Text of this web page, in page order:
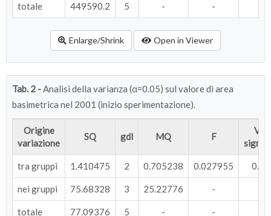
totale 449590.2 5 - -
Enlarge/Shrink Open in Viewer
Tab. 2 -Analisi della varianza (α=0.05) sul valore di area
basimetrica nel 2001 (inizio sperimentazione).
Origine
variazione
SQ gdl MQ F
tra gruppi 1.410475 2 0.705238 0.027955
nei gruppi 75.68328 3 25.22776 -
totale 77.09376 5 - -